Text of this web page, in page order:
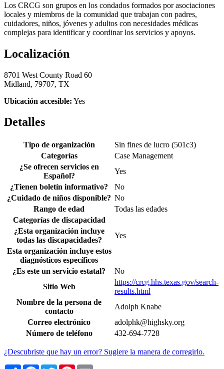
Los CRCG son grupos en los condados formados por asociaciones
locales y miembros de la comunidad que trabajan con padres,
cuidadores, niños, jóvenes y adultos con necesidades médicas
complejas para identificar y coordinar los servicios y apoyos.
Localización
8701 West County Road 60
Midland, 79707, TX
Ubicación accesible: Yes
Detalles
Tipo de organización
Sin fines de lucro (501c3)
Categorías
Case Management
¿Se ofrecen servicios en
Español?
Yes
¿Tienen boletín informativo?
No
¿Cuidado de niños disponible? No
Rango de edad
Todas las edades
Categorías de discapacidad
¿Esta organización incluye
todas las discapacidades?
Yes
Esta organización incluye estos
diagnósticos específicos
¿Es este un servicio estatal?
No
Sitio Web
https://crcg.hhs.texas.gov/search-
results.html
Nombre de la persona de
contacto
Adolph Knabe
Correo electrónico
adolphk@highsky.org
Número de teléfono
432-694-7728
¿Descubriste que hay un error? Sugiere la manera de corregirlo.